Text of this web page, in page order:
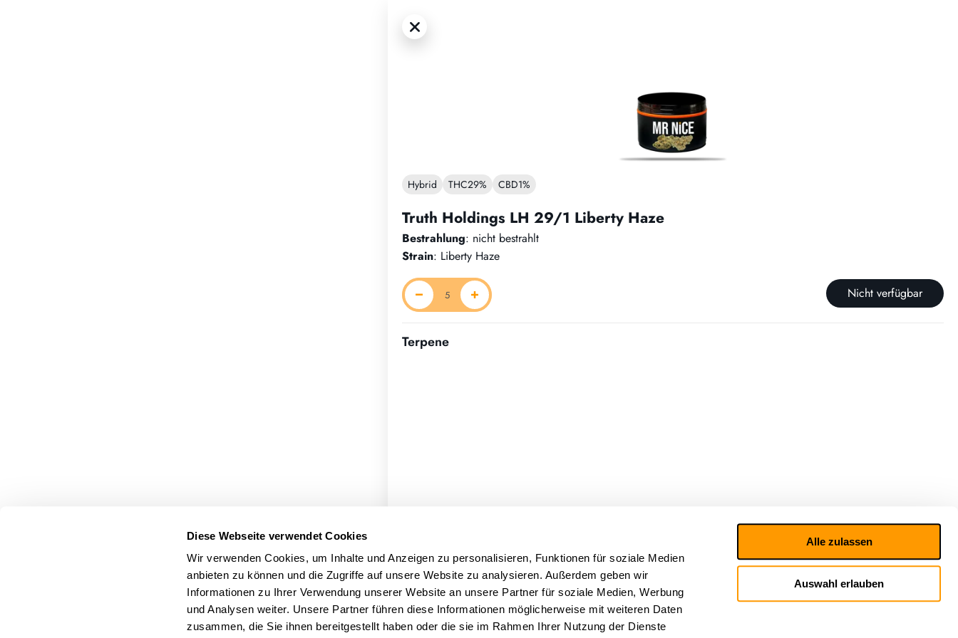
Diese Webseite verwendet Cookies
Wir verwenden Cookies, um Inhalte und Anzeigen zu personalisieren, Funktionen für soziale Medien
anbieten zu können und die Zugriffe auf unsere Website zu analysieren. Außerdem geben wir
Informationen zu Ihrer Verwendung unserer Website an unsere Partner für soziale Medien, Werbung
und Analysen weiter. Unsere Partner führen diese Informationen möglicherweise mit weiteren Daten
zusammen, die Sie ihnen bereitgestellt haben oder die sie im Rahmen Ihrer Nutzung der Dienste
Alle zulassen
Auswahl erlauben
Hybrid THC29% CBD1%
Truth Holdings LH 29/1 Liberty Haze
Bestrahlung: nicht bestrahlt
Strain: Liberty Haze
Nicht verfügbar
Terpene